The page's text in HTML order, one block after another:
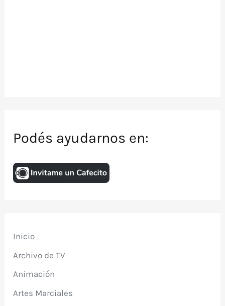
Podés ayudarnos en:
Inicio
Archivo de TV
Animación
Artes Marciales